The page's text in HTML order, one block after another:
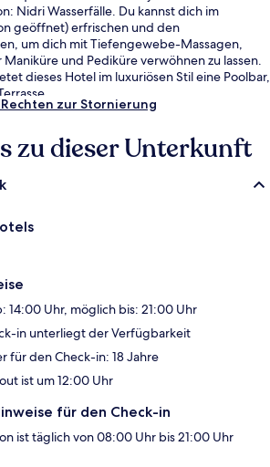
Nidri Wasserfälle. Du kannst dich im
geöffnet) erfrischen und den
um dich mit Tiefengewebe-Massagen,
und Pediküre verwöhnen zu lassen.
dieses Hotel im luxuriösen Stil eine Poolbar,
zur Stornierung
zu dieser Unterkunft
14:00 Uhr, möglich bis: 21:00 Uhr
in unterliegt der Verfügbarkeit
für den Check-in: 18 Jahre
ist um 12:00 Uhr
für den Check-in
ist täglich von 08:00 Uhr bis 21:00 Uhr